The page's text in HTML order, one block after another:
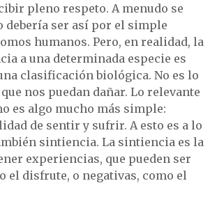
pleno respeto. A menudo se
debería ser así por el simple
humanos. Pero, en realidad, la
a una determinada especie es
clasificación biológica. No es lo
nos puedan dañar. Lo relevante
es algo mucho más simple:
de sentir y sufrir. A esto es a lo
sintiencia. La sintiencia es la
experiencias, que pueden ser
el disfrute, o negativas, como el